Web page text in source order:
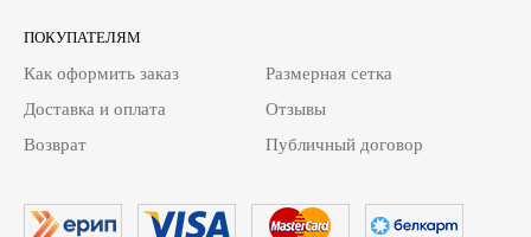
ПОКУПАТЕЛЯМ
Как оформить заказ
Доставка и оплата
Возврат
Размерная сетка
Отзывы
Публичный договор